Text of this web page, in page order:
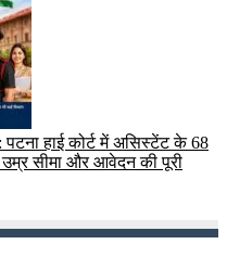
हाई कोर्ट में असिस्टेंट के 68
उम्र सीमा और आवेदन की पूरी